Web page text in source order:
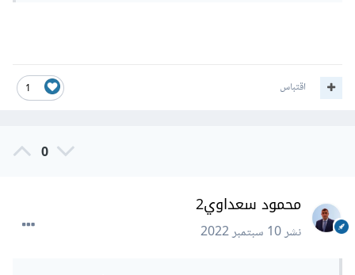
1 اقتباس
0
محمود سعداوي2
نشر10 سبتمبر 2022